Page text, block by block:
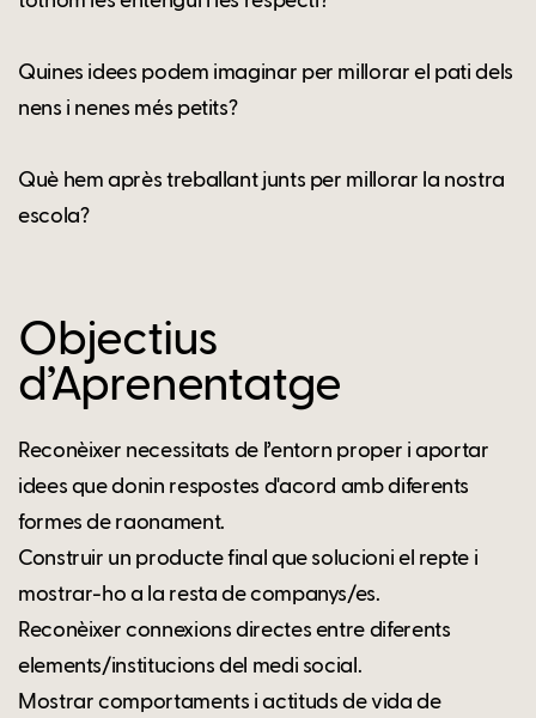
Quines idees podem imaginar per millorar el pati dels
nens i nenes més petits?
Què hem après treballant junts per millorar la nostra
escola?
Objectius
d’Aprenentatge
Reconèixer necessitats de l’entorn proper i aportar
idees que donin respostes d'acord amb diferents
formes de raonament.
Construir un producte final que solucioni el repte i
mostrar-ho a la resta de companys/es.
Reconèixer connexions directes entre diferents
elements/institucions del medi social.
Mostrar comportaments i actituds de vida de